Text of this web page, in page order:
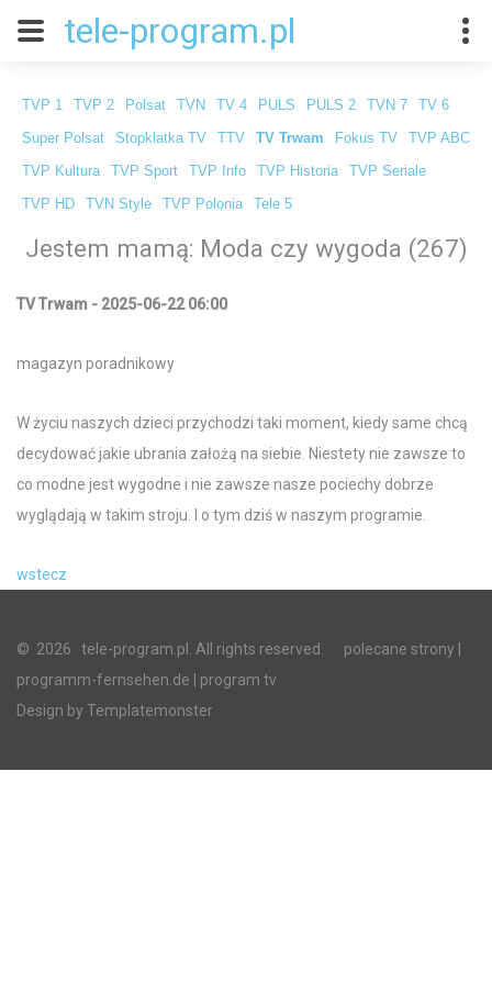
tele-program.pl
TVP 1 TVP 2 Polsat TVN TV 4 PULS PULS 2 TVN 7 TV 6
Super Polsat Stopklatka TV TTV TV Trwam Fokus TV TVP ABC
TVP Kultura TVP Sport TVP Info TVP Historia TVP Seriale
TVP HD TVN Style TVP Polonia Tele 5
Jestem mamą: Moda czy wygoda (267)
TV Trwam - 2025-06-22 06:00
magazyn poradnikowy
W życiu naszych dzieci przychodzi taki moment, kiedy same chcą
decydować jakie ubrania założą na siebie. Niestety nie zawsze to
co modne jest wygodne i nie zawsze nasze pociechy dobrze
wyglądają w takim stroju. I o tym dziś w naszym programie.
wstecz
© 2026 tele-program.pl. All rights reserved. polecane strony
programm-fernsehen.de | program tv
Design by Templatemonster